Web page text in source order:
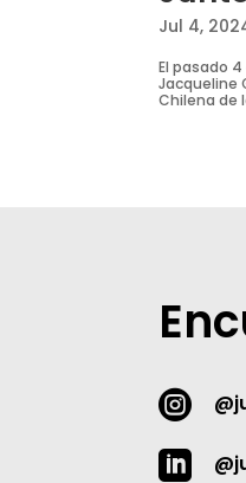
Jul 4,
El pasado
Jacqueline
Chilena de

